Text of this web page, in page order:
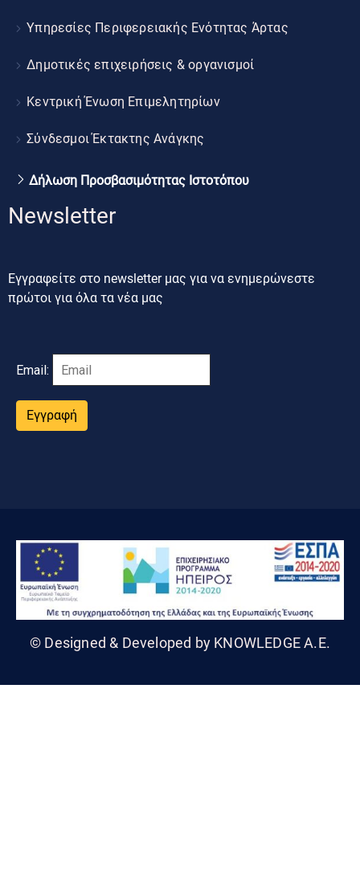
Υπηρεσίες Περιφερειακής Ενότητας Άρτας
Δημοτικές επιχειρήσεις & οργανισμοί
Κεντρική Ένωση Επιμελητηρίων
Σύνδεσμοι Έκτακτης Ανάγκης
Δήλωση Προσβασιμότητας Ιστοτόπου
Newsletter
Εγγραφείτε στο newsletter μας για να ενημερώνεστε
πρώτοι για όλα τα νέα μας
Email:
Εγγραφή
© Designed & Developed by KNOWLEDGE A.E.